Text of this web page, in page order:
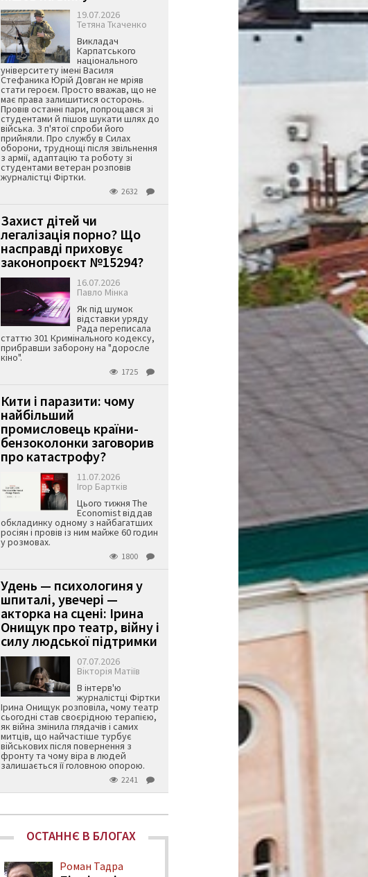
19.07.2026
Тетяна Ткаченко
Викладач
Карпатського
національного
університету імені Василя
Стефаника Юрій Довган не мріяв
стати героєм. Просто вважав, що не
має права залишитися осторонь.
Провів останні пари, попрощався зі
студентами й пішов шукати шлях до
війська. З п'ятої спроби його
прийняли. Про службу в Силах
оборони, труднощі після звільнення
з армії, адаптацію та роботу зі
студентами ветеран розповів
журналістці Фіртки.
2632
Захист дітей чи
легалізація порно? Що
насправді приховує
законопроєкт №15294?
16.07.2026
Павло Мінка
Як під шумок
відставки уряду
Рада переписала
статтю 301 Кримінального кодексу,
прибравши заборону на "доросле
кіно".
1725
Кити і паразити: чому
найбільший
промисловець країни-
бензоколонки заговорив
про катастрофу?
11.07.2026
Ігор Бартків
Цього тижня The
Economist віддав
обкладинку одному з найбагатших
росіян і провів із ним майже 60 годин
у розмовах.
1800
Удень — психологиня у
шпиталі, увечері —
акторка на сцені: Ірина
Онищук про театр, війну і
силу людської підтримки
07.07.2026
Вікторія Матіїв
В інтерв'ю
журналістці Фіртки
Ірина Онищук розповіла, чому театр
сьогодні став своєрідною терапією,
як війна змінила глядачів і самих
митців, що найчастіше турбує
військових після повернення з
фронту та чому віра в людей
залишається її головною опорою.
2241
ОСТАННЄ В БЛОГАХ
Роман Тадра